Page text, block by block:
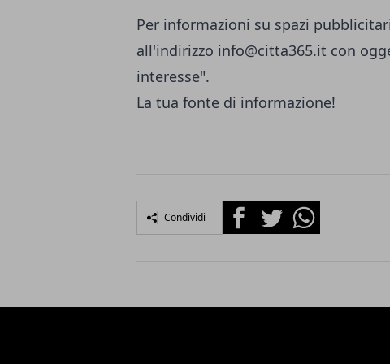
Per informazioni su spazi
all'indirizzo info@citta365.it con
interesse".
La tua fonte di informazione!
Condividi FacebookTwitterWhatsapp